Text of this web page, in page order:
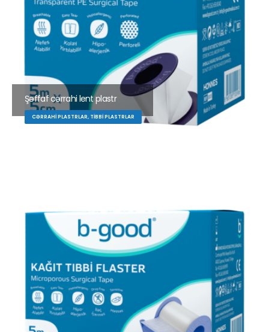
Şəffaf cərrahi lent plastr
CƏRRAHI PLASTRLAR, TIBBI PLASTRLAR